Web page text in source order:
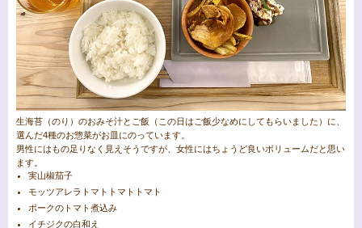
生海苔（のり）のおみそ汁とご飯（この日はご飯少なめにしてもらいました）に、
選んだ4種のお惣菜がお皿にのっています。
男性にはもの足りなく見えそうですが、女性にはちょうど良いボリュームだと思い
ます。
実山椒茄子
モッツアレラトマトトマトトマト
ポークのトマト煮込み
イチジクの白和え